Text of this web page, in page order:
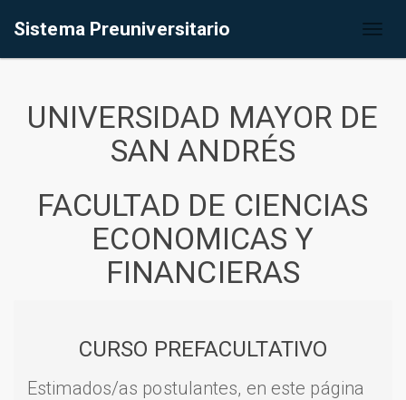
Sistema Preuniversitario
UNIVERSIDAD MAYOR DE
SAN ANDRÉS
FACULTAD DE CIENCIAS
ECONOMICAS Y
FINANCIERAS
CURSO PREFACULTATIVO
Estimados/as postulantes, en este página